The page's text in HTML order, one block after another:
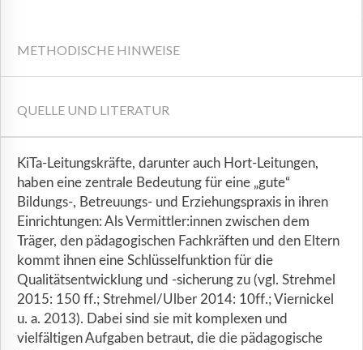
METHODISCHE HINWEISE
QUELLE UND LITERATUR
KiTa-Leitungskräfte, darunter auch Hort-Leitungen,
haben eine zentrale Bedeutung für eine „gute“
Bildungs-, Betreuungs- und Erziehungspraxis in ihren
Einrichtungen: Als Vermittler:innen zwischen dem
Träger, den pädagogischen Fachkräften und den Eltern
kommt ihnen eine Schlüsselfunktion für die
Qualitätsentwicklung und -sicherung zu (vgl. Strehmel
2015: 150 ff.; Strehmel/Ulber 2014: 10ff.; Viernickel
u. a. 2013). Dabei sind sie mit komplexen und
vielfältigen Aufgaben betraut, die die pädagogische